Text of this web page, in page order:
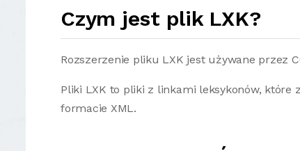
Czym jest plik LXK?
Rozszerzenie pliku LXK jest używane przez
Pliki LXK to pliki z linkami leksykonów,
formacie XML.